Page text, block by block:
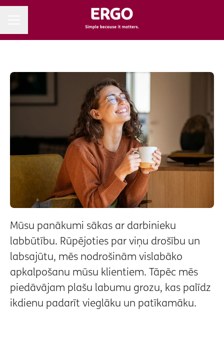
Mūsu panākumi sākas ar darbinieku
labbūtību. Rūpējoties par viņu drošību un
labsajūtu, mēs nodrošinām vislabāko
apkalpošanu mūsu klientiem. Tāpēc mēs
piedāvājam plašu labumu grozu, kas palīdz
ikdienu padarīt vieglāku un patīkamāku.